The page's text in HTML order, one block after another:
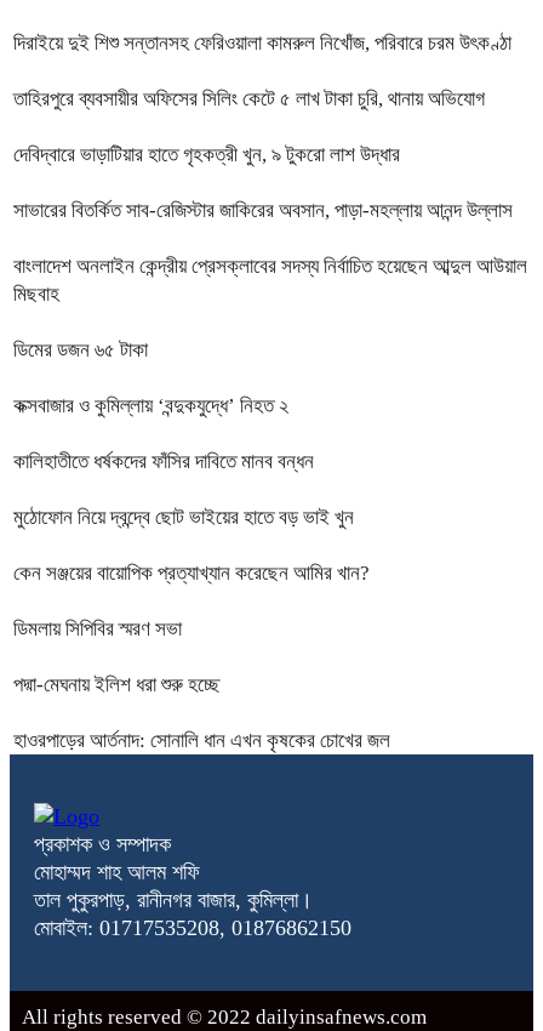
দিরাইয়ে দুই শিশু সন্তানসহ ফেরিওয়ালা কামরুল নিখোঁজ, পরিবারে চরম উৎকণ্ঠা
তাহিরপুরে ব্যবসায়ীর অফিসের সিলিং কেটে ৫ লাখ টাকা চুরি, থানায় অভিযোগ
দেবিদ্বারে ভাড়াটিয়ার হাতে গৃহকত্রী খুন, ৯ টুকরো লাশ উদ্ধার
সাভারের বিতর্কিত সাব-রেজিস্টার জাকিরের অবসান, পাড়া-মহল্লায় আনন্দ উল্লাস
বাংলাদেশ অনলাইন কেন্দ্রীয় প্রেসক্লাবের সদস্য নির্বাচিত হয়েছেন আব্দুল আউয়াল
মিছবাহ
ডিমের ডজন ৬৫ টাকা
কক্সবাজার ও কুমিল্লায় ‘বন্দুকযুদ্ধে’ নিহত ২
কালিহাতীতে ধর্ষকদের ফাঁসির দাবিতে মানব বন্ধন
মুঠোফোন নিয়ে দ্বন্দ্বে ছোট ভাইয়ের হাতে বড় ভাই খুন
কেন সঞ্জয়ের বায়োপিক প্রত্যাখ্যান করেছেন আমির খান?
ডিমলায় সিপিবির স্মরণ সভা
পদ্মা-মেঘনায় ইলিশ ধরা শুরু হচ্ছে
হাওরপাড়ের আর্তনাদ: সোনালি ধান এখন কৃষকের চোখের জল
প্রকাশক ও সম্পাদক
মোহাম্মদ শাহ আলম শফি
তাল পুকুরপাড়, রানীনগর বাজার, কুমিল্লা।
মোবাইল: 01717535208, 01876862150
All rights reserved © 2022 dailyinsafnews.com